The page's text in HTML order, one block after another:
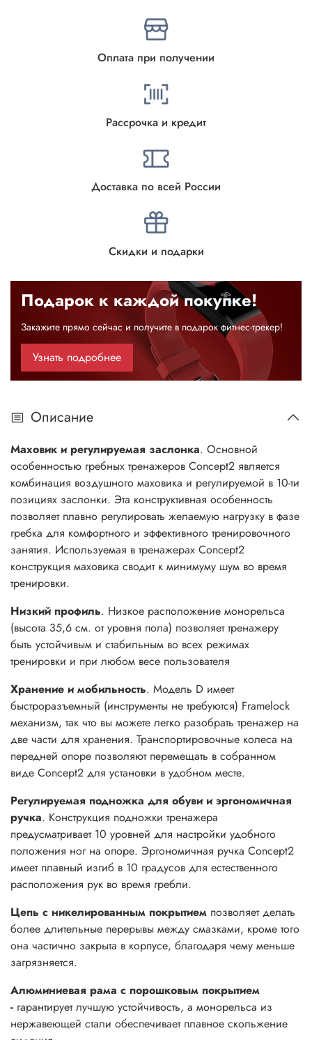
Оплата при получении
Рассрочка и кредит
Доставка по всей России
Скидки и подарки
Подарок к каждой покупке!
Закажите прямо сейчас и получите в подарок фитнес-трекер!
Узнать подробнее
Описание
Маховик и регулируемая заслонка. Основной
особенностью гребных тренажеров Concept2 является
комбинация воздушного маховика и регулируемой в 10-ти
позициях заслонки. Эта конструктивная особенность
позволяет плавно регулировать желаемую нагрузку в фазе
гребка для комфортного и эффективного тренировочного
занятия. Используемая в тренажерах Concept2
конструкция маховика сводит к минимуму шум во время
тренировки.
Низкий профиль. Низкое расположение монорельса
(высота 35,6 см. от уровня пола) позволяет тренажеру
быть устойчивым и стабильным во всех режимах
тренировки и при любом весе пользователя
Хранение и мобильность. Модель D имеет
быстроразъемный (инструменты не требуются) Framelock
механизм, так что вы можете легко разобрать тренажер на
две части для хранения. Транспортировочные колеса на
передней опоре позволяют перемещать в собранном
виде Concept2 для установки в удобном месте.
Регулируемая подножка для обуви и эргономичная
ручка. Конструкция подножки тренажера
предусматривает 10 уровней для настройки удобного
положения ног на опоре. Эргономичная ручка Concept2
имеет плавный изгиб в 10 градусов для естественного
расположения рук во время гребли.
Цепь с никелированным покрытием позволяет делать
более длительные перерывы между смазками, кроме того
она частично закрыта в корпусе, благодаря чему меньше
загрязняется.
Алюминиевая рама с порошковым покрытием
- гарантирует лучшую устойчивость, а монорельса из
нержавеющей стали обеспечивает плавное скольжение